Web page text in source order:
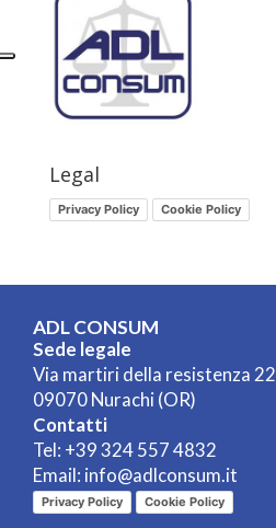
Legal
Privacy Policy Cookie Policy
ADL CONSUM
Sede legale
Via martiri della resistenza 22
09070 Nurachi (OR)
Contatti
Tel: +39 324 557 4832
Email: info@adlconsum.it
Privacy Policy Cookie Policy